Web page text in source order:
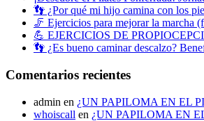
👣 ¿Por qué mi hijo camina con los
🦵 Ejercicios para mejorar la marcha
💪 EJERCICIOS DE
👣 ¿Es bueno caminar descalzo?
Comentarios recientes
admin en ¿UN PAPILOMA EN EL
whoiscall en ¿UN PAPILOMA EN